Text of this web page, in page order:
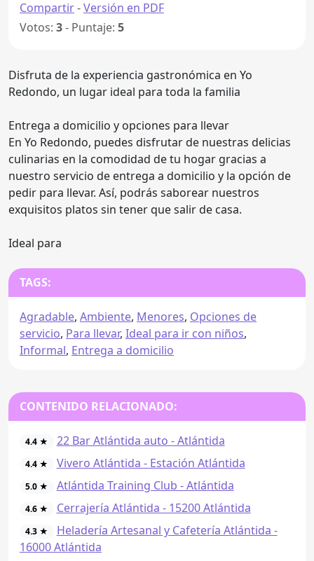
Compartir-Versión en PDF
Votos: 3- Puntaje: 5
Disfruta de la experiencia gastronómica en Yo
Redondo, un lugar ideal para toda la familia
Entrega a domicilio y opciones para llevar
En Yo Redondo, puedes disfrutar de nuestras delicias
culinarias en la comodidad de tu hogar gracias a
nuestro servicio de entrega a domicilio y la opción de
pedir para llevar. Así, podrás saborear nuestros
exquisitos platos sin tener que salir de casa.
Ideal para
TAGS:
Agradable, Ambiente, Menores, Opciones de
servicio, Para llevar, Ideal para ir con niños,
Informal, Entrega a domicilio
CONTENIDO RELACIONADO:
4.4 ★ 22 Bar Atlántida auto - Atlántida
4.4 ★ Vivero Atlántida - Estación Atlántida
5.0 ★ Atlántida Training Club - Atlántida
4.6 ★ Cerrajería Atlántida - 15200 Atlántida
4.3 ★
Heladería Artesanal y Cafetería Atlántida -
16000 Atlántida